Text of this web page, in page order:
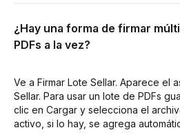
¿Hay una forma de firmar
PDFs a la vez?
Ve a Firmar Lote Sellar. Aparece el
Sellar. Para usar un lote de PDFs
clic en Cargar y selecciona el
activo, si lo hay, se agrega